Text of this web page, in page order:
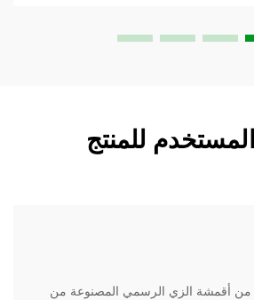
للمنتج
من أقمشة الزي الرسمي المصنوعة من